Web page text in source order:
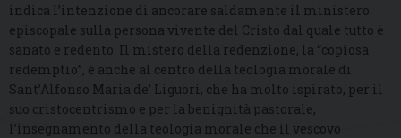
indica l’intenzione di ancorare saldamente il ministero
episcopale sulla persona vivente del Cristo dal quale tutto è
sanato e redento. Il mistero della redenzione, la “copiosa
redemptio”, è anche al centro della teologia morale di
Sant’Alfonso Maria de’ Liguori, che ha molto ispirato, per il
suo cristocentrismo e per la benignità pastorale,
l’insegnamento della teologia morale che il vescovo